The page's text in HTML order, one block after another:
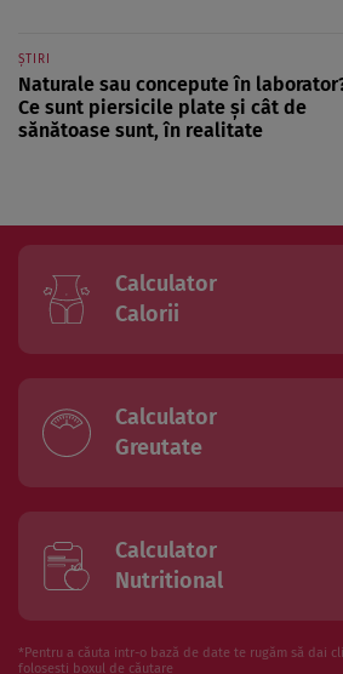
ȘTIRI
Naturale sau concepute în
Ce sunt piersicile plate și cât de
sănătoase sunt, în realitate
Calculator
Calorii
Calculator
Greutate
Calculator
Nutritional
*Pentru a căuta intr-o bază de date te rugăm să dai
folosesti boxul de căutare